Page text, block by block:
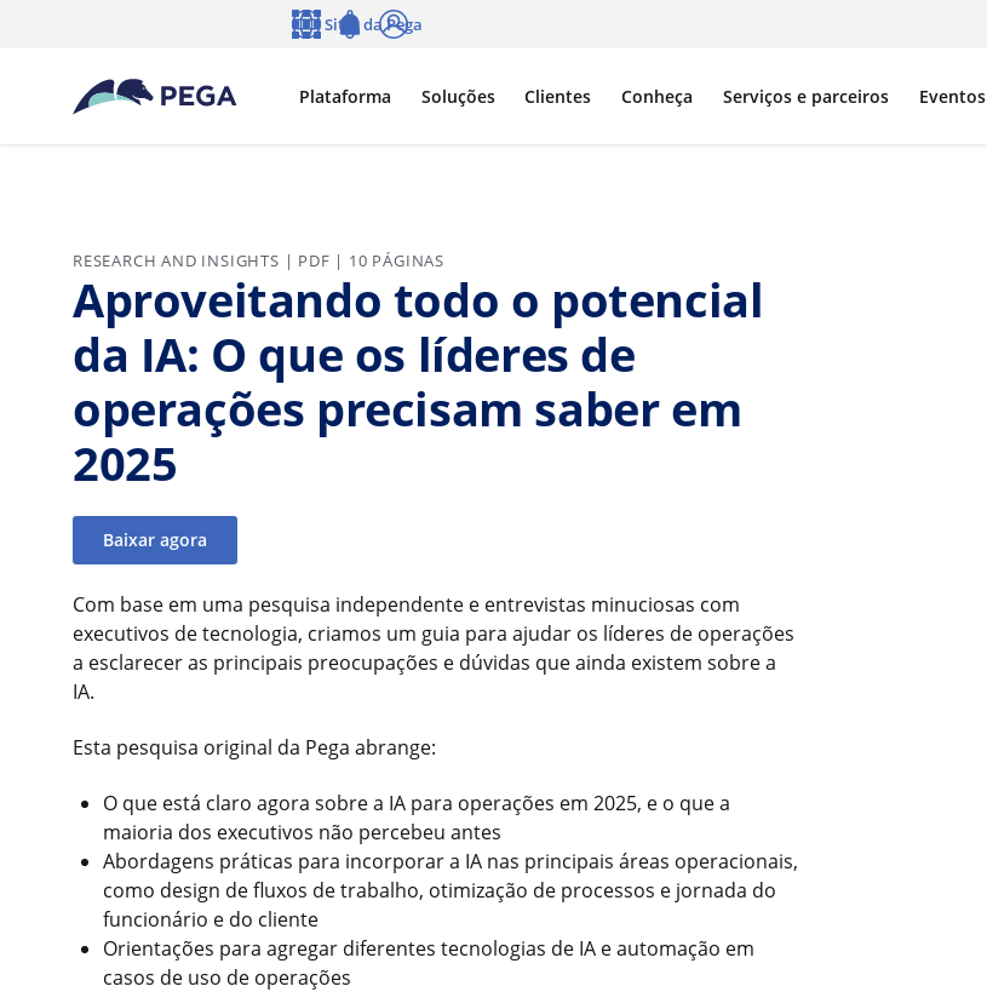
Pular para o conteúdo principal
Plataforma Soluções Clientes Conheça Serviços e parceiros Eventos
Sites da Pega
RESEARCH AND INSIGHTS | PDF | 10 PÁGINAS
Aproveitando todo o potencial
da IA: O que os líderes de
operações precisam saber em
2025
Baixar agora
Com base em uma pesquisa independente e entrevistas minuciosas com
executivos de tecnologia, criamos um guia para ajudar os líderes de operações
a esclarecer as principais preocupações e dúvidas que ainda existem sobre a
IA.
Esta pesquisa original da Pega abrange:
O que está claro agora sobre a IA para operações em 2025, e o que a
maioria dos executivos não percebeu antes
Abordagens práticas para incorporar a IA nas principais áreas operacionais,
como design de fluxos de trabalho, otimização de processos e jornada do
funcionário e do cliente
Orientações para agregar diferentes tecnologias de IA e automação em
casos de uso de operações